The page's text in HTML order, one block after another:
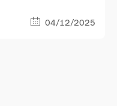
04/12/2025